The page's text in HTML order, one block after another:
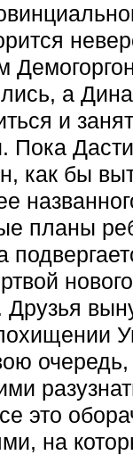
а
и
как бы
планы
Друзья
очередь,
это
на